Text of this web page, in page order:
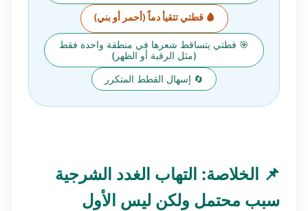
🩸 قطتي تتقيأ دماً (أحمر أو بني)
🎯 قطتي يتساقط شعرها في منطقة واحدة فقط
(مثل الرقبة أو الظهر)
🔄 إسهال القطط المتكرر
📌 الخلاصة: التهاب الغدد الشرجية
سبب محتمل ولكن ليس الأول